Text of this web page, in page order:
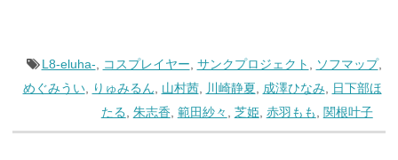
L8-eluha- コスプレイヤー サンクプロジェクト ソフマップ,
めぐみうい, りゅみるん 山村茜, 川崎静夏 成澤ひなみ
日下部ほ
たる
朱志香 範田紗々 芝姫, 赤羽もも 関根叶子